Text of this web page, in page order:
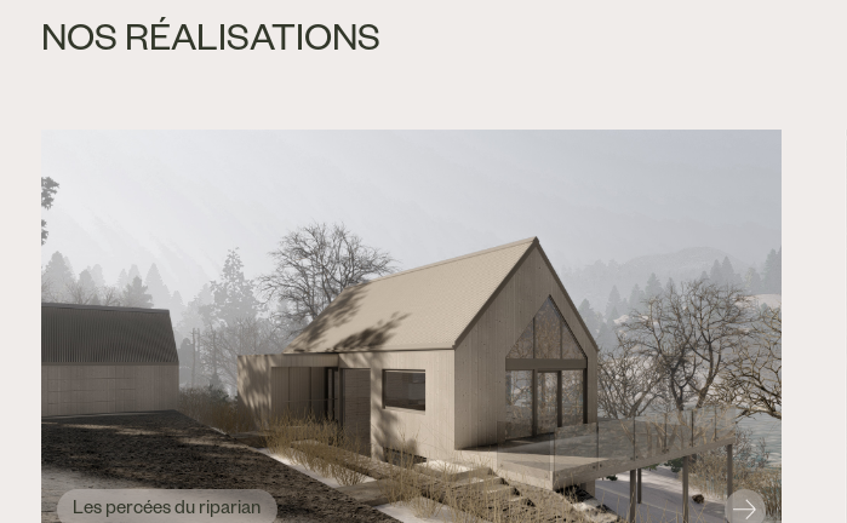
NOS RÉALISATIONS
Les percées du riparian